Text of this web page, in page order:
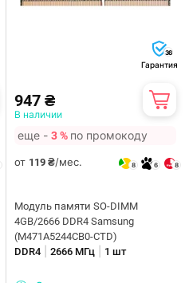
36
Гарантия
947 ₴
В наличии
еще - 3 % по промокоду
от 119 ₴/мес. 8 6 8
Модуль памяти SO-DIMM
4GB/2666 DDR4 Samsung
(M471A5244CB0-CTD)
DDR4
2666 МГц 1 шт